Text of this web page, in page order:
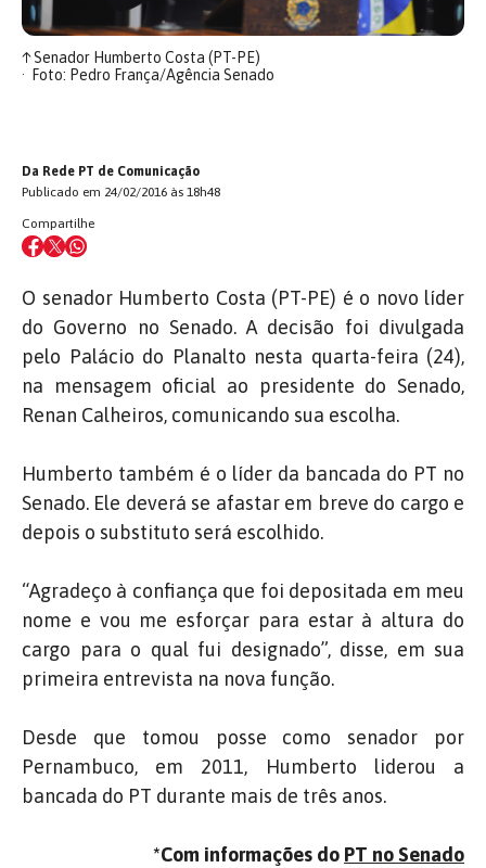
↑Senador Humberto Costa (PT-PE)
Foto: Pedro França/Agência Senado
Da Rede PT de Comunicação
Publicado em 24/02/2016 às 18h48
Compartilhe
O senador Humberto Costa (PT-PE) é o novo líder
do Governo no Senado. A decisão foi divulgada
pelo Palácio do Planalto nesta quarta-feira (24),
na mensagem oficial ao presidente do Senado,
Renan Calheiros, comunicando sua escolha.
Humberto também é o líder da bancada do PT no
Senado. Ele deverá se afastar em breve do cargo e
depois o substituto será escolhido.
“Agradeço à confiança que foi depositada em meu
nome e vou me esforçar para estar à altura do
cargo para o qual fui designado”, disse, em sua
primeira entrevista na nova função.
Desde que tomou posse como senador por
Pernambuco, em 2011, Humberto liderou a
bancada do PT durante mais de três anos.
*Com informações do PT no Senado